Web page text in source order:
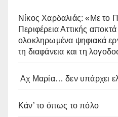
Νίκος Χαρδαλιάς: «Με το
Περιφέρεια Αττικής
ολοκληρωμένα ψηφιακά
τη διαφάνεια και τη
Αχ Μαρία… δεν υπάρχει
Κάν’ το όπως το πόλο